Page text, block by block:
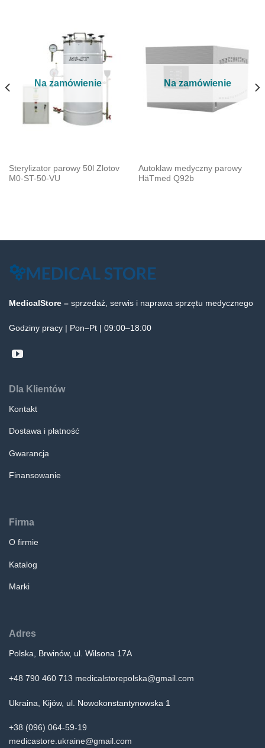
Na zamówienie
Sterylizator parowy 50l Zlotov
М0-ST-50-VU
Na zamówienie
Autoklaw medyczny parowy
HäTmed Q92b
MedicalStore – sprzedaż, serwis i naprawa sprzętu medycznego
Godziny pracy | Pon–Pt | 09:00–18:00
Dla Klientów
Kontakt
Dostawa i płatność
Gwarancja
Finansowanie
Firma
O firmie
Katalog
Marki
Adres
Polska, Brwinów, ul. Wilsona 17A
+48 790 460 713 medicalstorepolska@gmail.com
Ukraina, Kijów, ul. Nowokonstantynowska 1
+38 (096) 064-59-19
medicastore.ukraine@gmail.com